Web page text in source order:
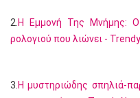
2. Η Εμμονή Της Μνήμης: Ο
ρολογιού που λιώνει -
3. Η μυστηριώδης σπηλιά-